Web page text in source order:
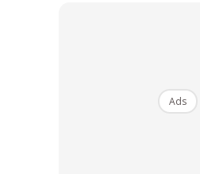
dalam ruang itu. Ini adalah satu
Ads